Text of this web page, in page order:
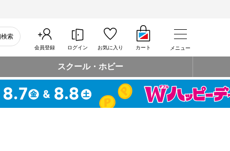
索
会員登録 ログイン お気に入り カート メニュー
スクール・ホビー